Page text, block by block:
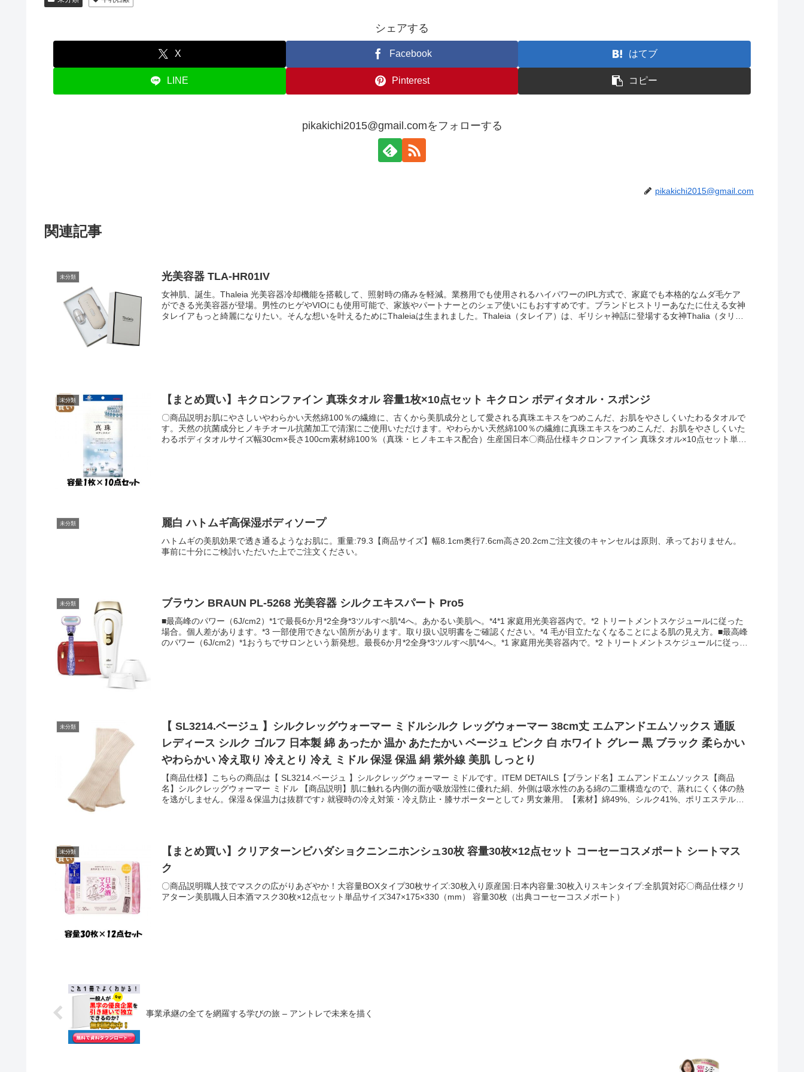
シェアする
X Facebook はてブ
LINE Pinterest コピー
pikakichi2015@gmail.comをフォローする
pikakichi2015@gmail.com
関連記事
未分類 光美容器 TLA-HR01IV
女神肌、誕生。Thaleia 光美容器冷却機能を搭載して、照射時の痛みを軽減。業務用でも使用されるハイパワーのIPL方式で、家庭でも本格的なムダ毛ケア
ができる光美容器が登場。男性のヒゲやVIOにも使用可能で、家族やパートナーとのシェア使いにもおすすめです。ブランドヒストリーあなたに仕える女神
タレイアもっと綺麗になりたい。そんな想いを叶えるためにThaleiaは生まれました。Thaleia（タレイア）は、ギリシャ神話に登場する女神Thalia（タリ
で、おすすめの頻度で使用した場合は1年で1人 約14，000発（約25年分）の全身ケアが可能です。※2 ご自身だけでな く、ご家族やパートナーなど複数人
でシェアしてご使用いただけます。使い続けるほどお手入れの頻度が減りラクになります。効果が感じられない場合は、ケアの頻度を上げるなど必要に応じ
て ご使用ください。※1）照射レベルMEDIUMで照射した場合。※2）1回の使用で1000発、使い始め2か月は2週間ごと、それ以降は月に1回使用した場合。
※ダウンタイムは1週間を目安にしてください。※しばらく使用しなかった場合は、最初の2か月と同じ使用頻度で再開してください。※個人の体質や身体
の部位によっても差があります。※詳しい使用頻度については取扱説明書をご確認ください。便利な連続照射機能連続照射でもIPLの出力が落ちにくい設計
使用禁止部位については取扱説明書をご確認ください。選べるフィルターケアしたい部位に合わせて、3種類（BODY用/FACE用/VIO用）のフィルターをご
使用ください。光の波長をそれぞれの部位の毛質の状態に合わせることにより、痛みを軽減しながら効果的にムダ毛をケアします。ACCESSORIES1.電源ア
ダプタ / 2.フィルタ（ボディ用、フェイス用、VIO用） / 3.フィルタ 収納ケース / 4.アイプロテクタ / 5.専用ポーチ / 6.取扱説明書兼保証書HOW TO
USE（1）ケアする部分のムダ毛を処理する。（2）ケアしたい箇所のフィルターを本体に装着する。（3）電源アダプターをコンセントに差し込む。（4）
本体をお掃除する。※初めてご使用になる時は、肌トラブル防止のため、必ず事前に照射テストを行ってください。※フラッシュ照射の際は、付属のアイプ
ロテクターを装着することをおすすめします。※濡れた肌には、ご使用いただけません。※詳しい使用方法、お掃除のしかたについては取扱説明書をご確認
ください。LINEUP光美容器 TLA-HR01IV希望小売価格 55，000円（税込）製品情報サイトhttps:/distribution.dmm.com/thaleia/hair-removerSPEC製品名:光
美容器 TLA-HR01IV品番:TLA-HR01IV製品重量:約326g（電源アダプタ 除く）本体サイズ:約L177 × W67 × H40mm電源:100～240V、50/60Hz消費電力:60W
照射方式:IPLフラッシュ照射照射回数:約30万回照射面積:約3.2?IPL出力:最大約15J（約4.6J/?）照射モード:1回照射 / オート照射照射レベル:3段階（SOFT /
MEDIUM / STRONG）フィルター:3種類（ボディ用/フェイス用/VIO用）肌検知機能:照射口がお肌にしっかりにあたっている時のみ照射安全停止機能:電源を
ることで徐々にムダ毛を目立たなくする効果があります。また、お手入れを中止するとムダ毛の量は元に戻ることがあります。Q4 海外でも使用できます
か？A4 ご使用いただけます。この商品は、100～240V対応A-2フ?ラク?仕様て?す。A-2フ?ラク?以外の地域て?は、フ?ラク?アタ?フ?ターを別途こ?準備く
た?さい。Q5 自動電源オフ機能はありますか？A5 ございます。電源を入れたまま放置すると、約5分後に自動で電源が切れます。Q6 使用中、熱さや痛みは
ありますか？A6 冷却機能があるため快適にご使用頂けますが、熱さや痛みの感じ方には個人差があります。体質や使用状況、使用部位によっては熱さや痛
みを感じる場合がございます。CONTACT万が一の不具合や故障も、しっかりサポートさせていただきます。本製品に関する質問も、DMM.make
PRODUCTS サポート窓口へお気軽にお問い合わせください。お電話でのお問い合わせ03-6670-391124時間年中無休メールでのお問い合わせ
makesupport@mail.dmm.com平日 10:00～18:00/土日祝・年末年始・弊社指定休日を除く※掲載されている社名、製品名は各社の商標または登録商標で
す。※画像はイメージです。※製品のデザイン、及びカラーは実物と異なる場合があります。※製品に関する情報は、予告なく変更/更新される場合があり
とメーカー保証書にてお受けいただくことができます。お手元に届きましたらご一緒に保管をお願いします。「予約商品の価格保証」対象商品です。詳しく
はこちらをご覧ください。
未分類 【まとめ買い】キクロンファイン 真珠タオル 容量1枚×10点セット キクロン ボディタオル・スポンジ
〇商品説明お肌にやさしいやわらかい天然綿100％の繊維に、古くから美肌成分として愛される真珠エキスをつめこんだ、お肌をやさしくいたわるタオルで
す。天然の抗菌成分ヒノキチオール抗菌加工で清潔にご使用いただけます。やわらかい天然綿100％の繊維に真珠エキスをつめこんだ、お肌をやさしくいた
わるボディタオルサイズ幅30cm×長さ100cm素材綿100％（真珠・ヒノキエキス配合）生産国日本〇商品仕様キクロンファイン 真珠タオル×10点セット単品
未分類 麗白 ハトムギ高保湿ボディソープ
ハトムギの美肌効果で透き通るようなお肌に。重量:79.3【商品サイズ】幅8.1cm奥行7.6cm高さ20.2cmご注文後のキャンセルは原則、承っておりません。
事前に十分にご検討いただいた上でご注文ください。
未分類 ブラウン BRAUN PL-5268 光美容器 シルクエキスパート Pro5
■最高峰のパワー（6J/cm2）*1で最長6か月*2全身*3ツルすべ肌*4へ。あかるい美肌へ。*4*1 家庭用光美容器内で。*2 トリートメントスケジュールに従った
場合。個人差があります。*3 一部使用できない箇所があります。取り扱い説明書をご確認ください。*4 毛が目立たなくなることによる肌の見え方。■最高峰
のパワー（6J/cm2）*1おうちでサロンという新発想。最長6か月*2全身*3ツルすべ肌*4へ。*1 家庭用光美容器内で。*2 トリートメントスケジュールに従った
未分類
【 SL3214.ベージュ 】シルクレッグウォーマー ミドルシルク レッグウォーマー 38cm丈 エムアンドエムソックス 通販
レディース シルク ゴルフ 日本製 綿 あったか 温か あたたかい ベージュ ピンク 白 ホワイト グレー 黒 ブラック 柔らかい
やわらかい 冷え取り 冷えとり 冷え ミドル 保湿 保温 絹 紫外線 美肌 しっとり
【商品仕様】こちらの商品は【 SL3214.ベージュ 】シルクレッグウォーマー ミドルです。ITEM DETAILS【ブランド名】エムアンドエムソックス【商品
名】シルクレッグウォーマー ミドル 【商品説明】肌に触れる内側の面が吸放湿性に優れた絹、外側は吸水性のある綿の二重構造なので、蒸れにくく体の熱
を逃がしません。保湿＆保温力は抜群です♪ 就寝時の冷え対策・冷え防止・膝サポーターとして♪ 男女兼用。【素材】綿49%、シルク41%、ポリエステル
り、画像と実物の色の違いがある場合がございますのでご理解願います。【丈の長さに関して】 レッグウォーマーの長さに関して、ふんわりとした生地の
編み方の為 置き寸で約±1.5cm程の誤差は生じますので、ご了承の程お願いします。
未分類
【まとめ買い】クリアターンビハダショクニンニホンシュ30枚 容量30枚×12点セット コーセーコスメポート シートマス
ク
〇商品説明職人技でマスクの広がりあざやか！大容量BOXタイプ30枚サイズ:30枚入り原産国:日本内容量:30枚入りスキンタイプ:全肌質対応〇商品仕様クリ
アターン美肌職人日本酒マスク30枚×12点セット単品サイズ347×175×330（mm） 容量30枚（出典コーセーコスメポート）
事業承継の全てを網羅する学びの旅 – アントレで未来を描く